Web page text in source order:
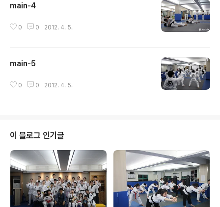
main-4
0 0 2012. 4. 5.
main-5
0 0 2012. 4. 5.
이 블로그 인기글